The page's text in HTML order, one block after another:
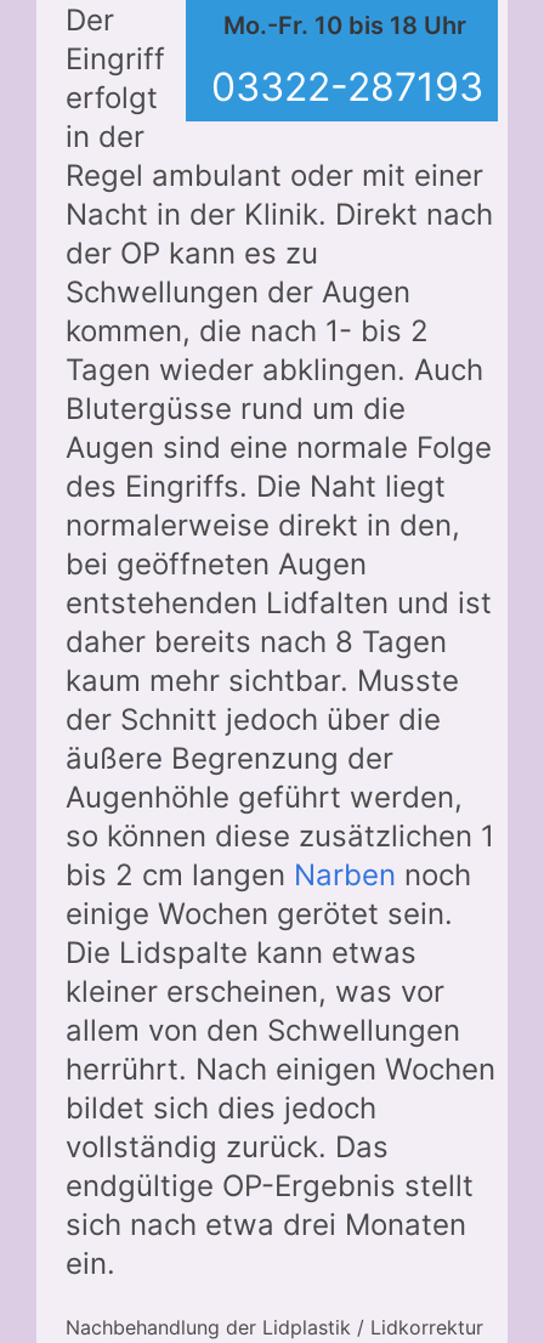
Mo.-Fr. 10 bis 18 Uhr
03322-287193
Der
Eingriff
erfolgt
in der
Regel ambulant oder mit einer
Nacht in der Klinik. Direkt nach
der OP kann es zu
Schwellungen der Augen
kommen, die nach 1- bis 2
Tagen wieder abklingen. Auch
Blutergüsse rund um die
Augen sind eine normale Folge
des Eingriffs. Die Naht liegt
normalerweise direkt in den,
bei geöffneten Augen
entstehenden Lidfalten und ist
daher bereits nach 8 Tagen
kaum mehr sichtbar. Musste
der Schnitt jedoch über die
äußere Begrenzung der
Augenhöhle geführt werden,
so können diese zusätzlichen 1
bis 2 cm langen Narben noch
einige Wochen gerötet sein.
Die Lidspalte kann etwas
kleiner erscheinen, was vor
allem von den Schwellungen
herrührt. Nach einigen Wochen
bildet sich dies jedoch
vollständig zurück. Das
endgültige OP-Ergebnis stellt
sich nach etwa drei Monaten
ein.
Nachbehandlung der Lidplastik / Lidkorrektur